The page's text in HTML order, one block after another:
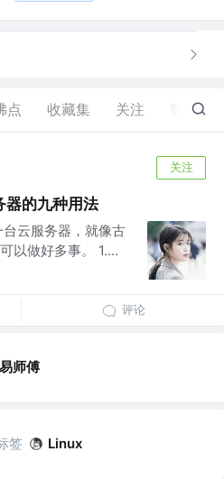
点 收藏集 关注 0
关注
器的九种用法
云服务器，就像古
以做好多事。 1....
评论
易师傅
签 Linux